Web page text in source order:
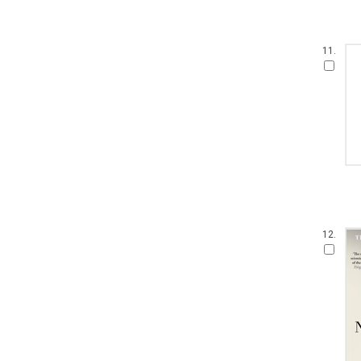
11.
12.